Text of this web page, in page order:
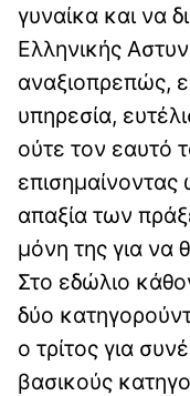
γυναίκα και να
Ελληνικής
αναξιοπρεπώς,
υπηρεσία,
ούτε τον εαυτό
επισημαίνοντας
απαξία των
μόνη της για να
Στο εδώλιο
δύο
ο τρίτος για
βασικούς